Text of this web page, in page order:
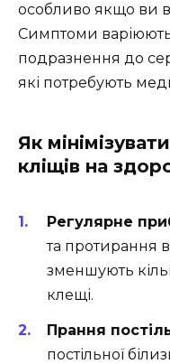
особливо якщо ви
Симптоми
подразнення до
які потребують
Як
кліщів на
Регулярне
та протирання
зменшують
клещі.
Прання
постільної